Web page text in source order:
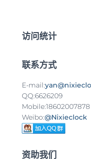
访问统计
联系方式
E-mail:
QQ:6626209
Mobile:18602007878
Weibo:@Nixieclock
资助我们